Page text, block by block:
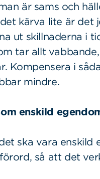
är sams och
kärva lite är det
ut skillnaderna i
tar allt
Kompensera i
mindre.
enskild
ska vara
så att det